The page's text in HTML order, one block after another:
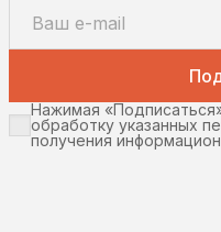
Нажимая
обработку указанных
получения